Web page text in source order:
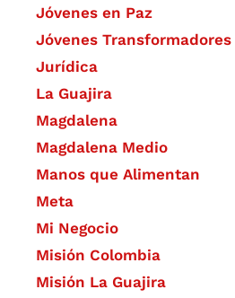
Jóvenes en Paz
Jóvenes Transformadores
Jurídica
La Guajira
Magdalena
Magdalena Medio
Manos que Alimentan
Meta
Mi Negocio
Misión Colombia
Misión La Guajira